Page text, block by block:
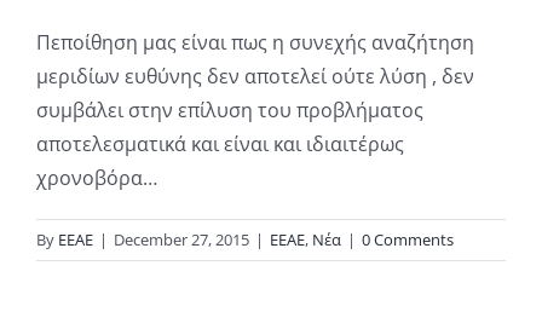
Πεποίθηση μας είναι πως η συνεχής αναζήτηση
μεριδίων ευθύνης δεν αποτελεί ούτε λύση , δεν
συμβάλει στην επίλυση του προβλήματος
αποτελεσματικά και είναι και ιδιαιτέρως
χρονοβόρα…
By ΕΕΑΕ | December 27, 2015 | ΕΕΑΕ, Νέα | 0 Comments